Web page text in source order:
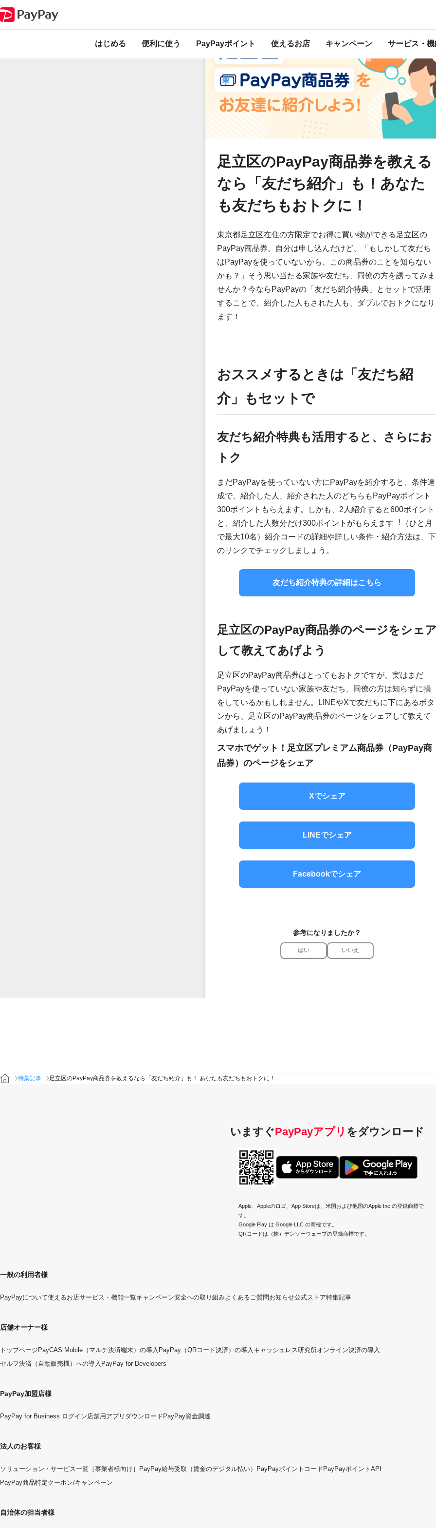
はじめる 便利に使う PayPayポイント 使えるお店 キャンペーン サービス・
足立区のPayPay商品券を教える
なら「友だち紹介」も！あなた
も友だちもおトクに！
東京都足立区在住の方限定でお得に買い物ができる足立区の
PayPay商品券。自分は申し込んだけど、「もしかして友だち
はPayPayを使っていないから、この商品券のことを知らない
かも？」そう思い当たる家族や友だち、同僚の方を誘ってみま
せんか？今ならPayPayの「友だち紹介特典」とセットで活用
することで、紹介した人もされた人も、ダブルでおトクになり
ます！
おススメするときは「友だち紹
介」もセットで
友だち紹介特典も活⽤すると、さらにお
トク
まだPayPayを使っていない方にPayPayを紹介すると、条件達
成で、紹介した⼈、紹介された⼈のどちらもPayPayポイント
300ポイントもらえます。しかも、2⼈紹介すると600ポイント
と、紹介した⼈数分だけ300ポイントがもらえます︕（ひと⽉
で最⼤10名）紹介コードの詳細や詳しい条件・紹介⽅法は、下
のリンクでチェックしましょう。
友だち紹介特典の詳細はこちら
足立区のPayPay商品券のページをシェ
して教えてあげよう
足立区のPayPay商品券はとってもおトクですが、実はまだ
PayPayを使っていない家族や友だち、同僚の⽅は知らずに損
をしているかもしれません。LINEやXで友だちに下にあるボタ
ンから、足立区のPayPay商品券のページをシェアして教えて
あげましょう！
スマホでゲット！足立区プレミアム商品券（PayPay商
品券）のページをシェア
Xでシェア
LINEでシェア
Facebookでシェア
参考になりましたか？
はい いいえ
特集記事 足立区のPayPay商品券を教えるなら「友だち紹介」も！ あなたも友だちもおトクに！
いますぐPayPayアプリ をダウンロード
Apple、Appleのロゴ、App Storeは、米国および他国のApple Inc.の登録商標で
す。
Google Play は Google LLC の商標です。
QRコードは（株）デンソーウェーブの登録商標です。
一般の利用者様
PayPayについて使えるお店サービス・機能一覧キャンペーン安全への取り組みよくあるご質問お知らせ公式ストア特集記事
店舗オーナー様
トップページPayCAS Mobile（マルチ決済端末）の導入 PayPay（QRコード決済）の導入 キャッシュレス研究所オンライン決済の導入
セルフ決済（自動販売機）への導入 PayPay for Developers
PayPay加盟店様
PayPay for Business ログイン 店舗用アプリダウンロードPayPay資金調達
法人のお客様
ソリューション・サービス一覧 ［事業者様向け］PayPay給与受取（賃金のデジタル払い） PayPayポイントコードPayPayポイントAPI
PayPay商品特定クーポン/キャンペーン
自治体の担当者様